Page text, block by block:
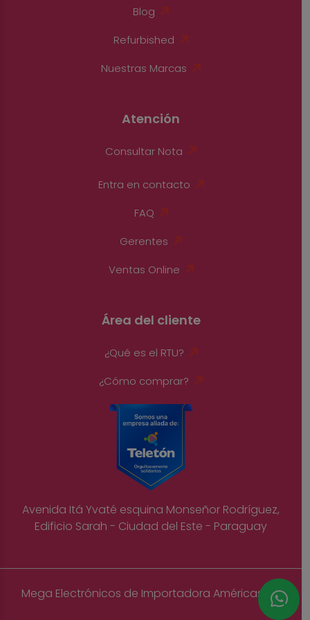
Blog
Refurbished
Nuestras Marcas
Atención
Consultar Nota
Entra en contacto
FAQ
Gerentes
Ventas Online
Área del cliente
¿Qué es el RTU?
¿Cómo comprar?
Avenida Itá Yvaté esquina Monseñor Rodríguez,
Edificio Sarah - Ciudad del Este - Paraguay
Mega Electrónicos de Importadora Américas S.A